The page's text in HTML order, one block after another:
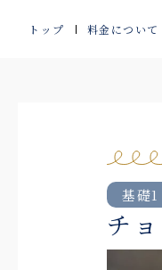
トップ 料金について
基礎1
チ